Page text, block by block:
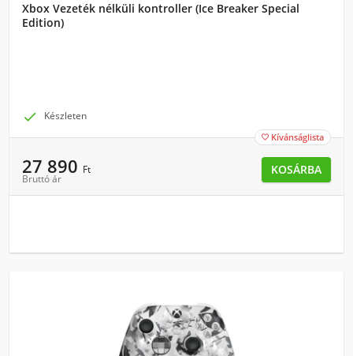
Xbox Vezeték nélküli kontroller (Ice Breaker Special
Edition)
 Készleten
 Kívánságlista
27 890 Ft
Bruttó ár
KOSÁRBA